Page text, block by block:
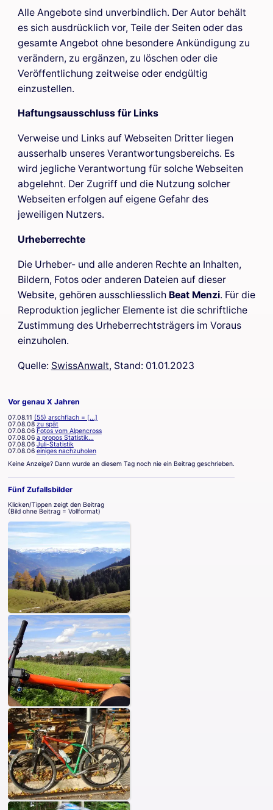
Alle Angebote sind unverbindlich. Der Autor behält
es sich ausdrücklich vor, Teile der Seiten oder das
gesamte Angebot ohne besondere Ankündigung zu
verändern, zu ergänzen, zu löschen oder die
Veröffentlichung zeitweise oder endgültig
einzustellen.
Haftungsausschluss für Links
Verweise und Links auf Webseiten Dritter liegen
ausserhalb unseres Verantwortungsbereichs. Es
wird jegliche Verantwortung für solche Webseiten
abgelehnt. Der Zugriff und die Nutzung solcher
Webseiten erfolgen auf eigene Gefahr des
jeweiligen Nutzers.
Urheberrechte
Die Urheber- und alle anderen Rechte an Inhalten,
Bildern, Fotos oder anderen Dateien auf dieser
Website, gehören ausschliesslich Beat Menzi. Für die
Reproduktion jeglicher Elemente ist die schriftliche
Zustimmung des Urheberrechtsträgers im Voraus
einzuholen.
Quelle: SwissAnwalt, Stand: 01.01.2023
Vor genau X Jahren
07.08.11 (55) arschflach = [...]
07.08.08 zu spät
07.08.06 Fotos vom Alpencross
07.08.06 a propos Statistik...
07.08.06 Juli-Statistik
07.08.06 einiges nachzuholen
Keine Anzeige? Dann wurde an diesem Tag noch nie ein Beitrag geschrieben.
Fünf Zufallsbilder
Klicken/Tippen zeigt den Beitrag
(Bild ohne Beitrag = Vollformat)